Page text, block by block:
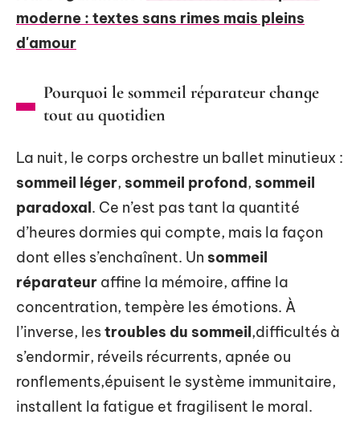
moderne : textes sans rimes mais pleins
d'amour
Pourquoi le sommeil réparateur change
tout au quotidien
La nuit, le corps orchestre un ballet minutieux :
sommeil léger, sommeil profond, sommeil
paradoxal. Ce n’est pas tant la quantité
d’heures dormies qui compte, mais la façon
dont elles s’enchaînent. Un sommeil
réparateur affine la mémoire, affine la
concentration, tempère les émotions. À
l’inverse, lestroubles du sommeil,difficultés à
s’endormir, réveils récurrents, apnée ou
ronflements,épuisent le système immunitaire,
installent la fatigue et fragilisent le moral.